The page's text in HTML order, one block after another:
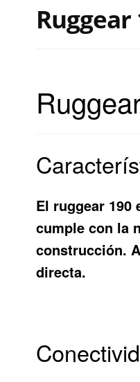
Ruggear
El ruggear 190
cumple con la
construcción.
directa.